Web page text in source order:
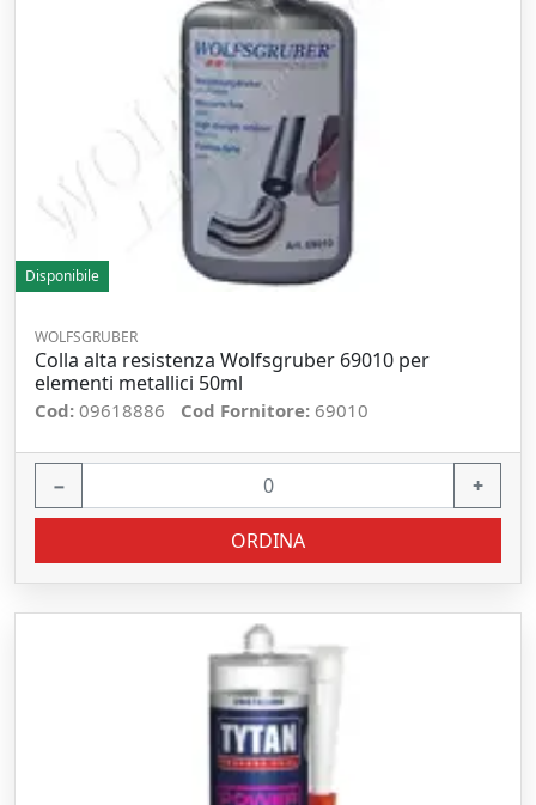
Disponibile
WOLFSGRUBER
Colla alta resistenza Wolfsgruber 69010 per
elementi metallici 50ml
Cod: 09618886 Cod Fornitore: 69010
− +
ORDINA